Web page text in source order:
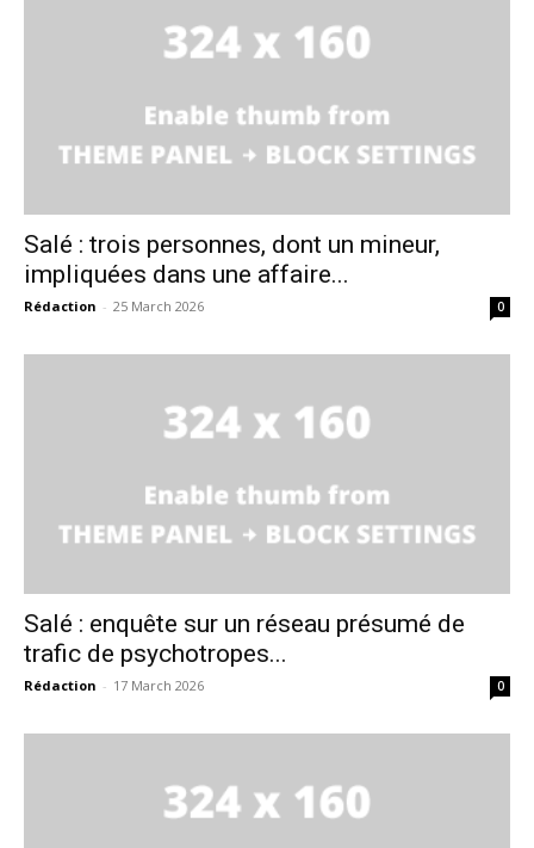
Salé : trois personnes, dont un mineur,
impliquées dans une affaire...
Rédaction - 25 March 2026 0
Salé : enquête sur un réseau présumé de
trafic de psychotropes...
Rédaction - 17 March 2026 0